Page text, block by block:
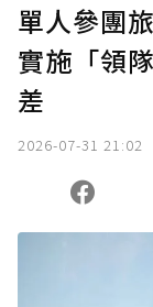
您當前剩
單人參團
實施「領
差
2026-07-31 21:02